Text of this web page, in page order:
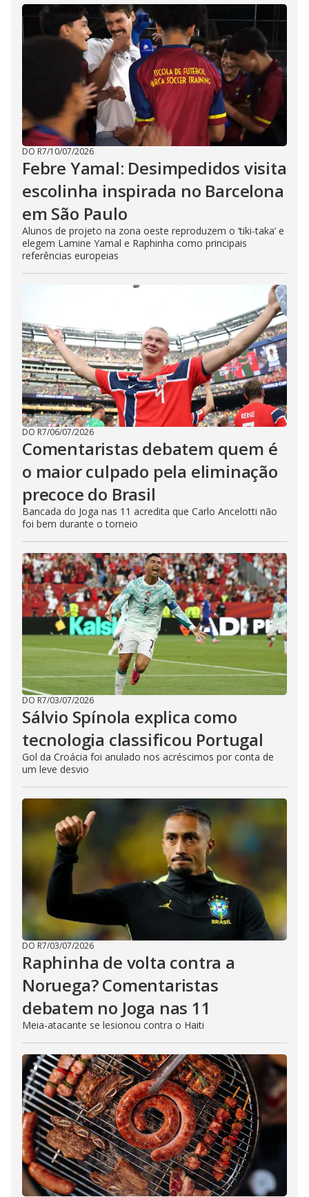
DO R7/10/07/2026
Febre Yamal: Desimpedidos visita
escolinha inspirada no Barcelona
em São Paulo
Alunos de projeto na zona oeste reproduzem o ‘tiki-taka’ e
elegem Lamine Yamal e Raphinha como principais
referências europeias
DO R7/06/07/2026
Comentaristas debatem quem é
o maior culpado pela eliminação
precoce do Brasil
Bancada do Joga nas 11 acredita que Carlo Ancelotti não
foi bem durante o torneio
DO R7/03/07/2026
Sálvio Spínola explica como
tecnologia classificou Portugal
Gol da Croácia foi anulado nos acréscimos por conta de
um leve desvio
DO R7/03/07/2026
Raphinha de volta contra a
Noruega? Comentaristas
debatem no Joga nas 11
Meia-atacante se lesionou contra o Haiti